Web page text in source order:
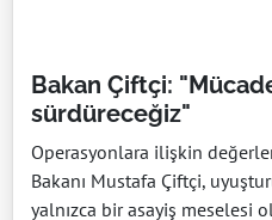
Bakan Çiftçi:
sürdüreceğiz"
Operasyonlara ilişkin
Bakanı Mustafa Çiftçi,
yalnızca bir asayiş meselesi